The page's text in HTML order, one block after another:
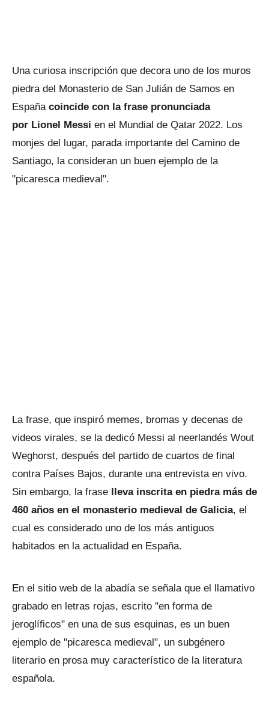
Una curiosa inscripción que decora uno de los muros
piedra del Monasterio de San Julián de Samos en
España coincide con la frase pronunciada
por Lionel Messi en el Mundial de Qatar 2022. Los
monjes del lugar, parada importante del Camino de
Santiago, la consideran un buen ejemplo de la
"picaresca medieval".
La frase, que inspiró memes, bromas y decenas de
videos virales, se la dedicó Messi al neerlandés Wout
Weghorst, después del partido de cuartos de final
contra Países Bajos, durante una entrevista en vivo.
Sin embargo, la frase lleva inscrita en piedra más de
460 años en el monasterio medieval de Galicia, el
cual es considerado uno de los más antiguos
habitados en la actualidad en España.
En el sitio web de la abadía se señala que el llamativo
grabado en letras rojas, escrito "en forma de
jeroglíficos" en una de sus esquinas, es un buen
ejemplo de "picaresca medieval", un subgénero
literario en prosa muy característico de la literatura
española.